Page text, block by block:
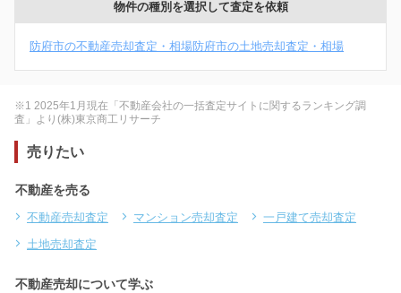
物件の種別を選択して査定を依頼
防府市の不動産売却査定・相場防府市の土地売却査定・相場
※1 2025年1月現在「不動産会社の一括査定サイトに関するランキング調
査」より(株)東京商工リサーチ
売りたい
不動産を売る
不動産売却査定 マンション売却査定
一戸建て売却査定
土地売却査定
不動産売却について学ぶ